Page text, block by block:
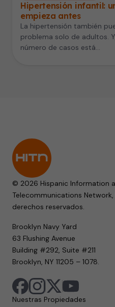
Hipertensión infantil:
empieza antes
La hipertensión también
problema solo de adultos.
número de casos está…
© 2026 Hispanic Information
Telecommunications Network,
derechos reservados.
Brooklyn Navy Yard
63 Flushing Avenue
Building #292, Suite #211
Brooklyn, NY 11205 – 1078.
Nuestras Propiedades